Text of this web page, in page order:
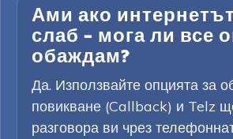
Ами ако
слаб – мога ли все
обаждам?
Да. Използвайте опцията за
повикване (Callback) и Telz
разговора ви чрез